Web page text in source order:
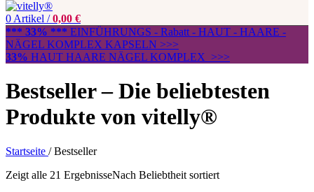
0 Artikel / 0,00 €
*** 33% *** EINFÜHRUNGS - Rabatt - HAUT - HAARE -
NÄGEL KOMPLEX KAPSELN >>>
33% HAUT HAARE NÄGEL KOMPLEX >>>
Bestseller– Die beliebtesten
Produkte von vitelly®
Startseite / Bestseller
Zeigt alle 21 ErgebnisseNach Beliebtheit sortiert